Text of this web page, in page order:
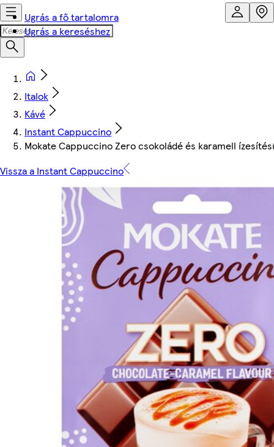
Ugrás a fő tartalomra
Ugrás a kereséshez
Italok
Kávé
Instant Cappuccino
Mokate Cappuccino Zero csokoládé és karamell
Vissza a Instant Cappuccino